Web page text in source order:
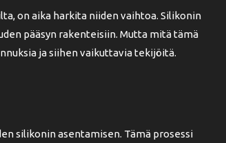
on aika harkita niiden vaihtoa. Silikonin
pääsyn rakenteisiin. Mutta mitä tämä
ja siihen vaikuttavia tekijöitä.
silikonin asentamisen. Tämä prosessi